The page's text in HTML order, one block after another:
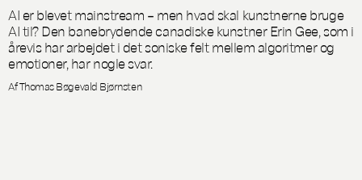
AI er blevet mainstream – men hvad skal kunstnerne bruge
AI til? Den banebrydende canadiske kunstner Erin Gee, som i
årevis har arbejdet i det soniske felt mellem algoritmer og
emotioner, har nogle svar.
Af Thomas Bøgevald Bjørnsten